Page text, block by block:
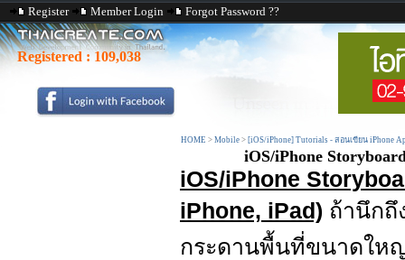
Register Member Login Forgot Password ??
Registered : 109,038
HOME > Mobile > [iOS/iPhone] Tutorials - สอนเขียน iPhone
iOS/iPhone
iOS/iPhone
iPhone, iPad) ถ้านึก
กระดานพื้นที่ขนาดให